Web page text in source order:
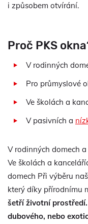
i způsobem otvírání.
Proč PKS
V rodinných
Pro průmyslové
Ve školách a
V pasivních a
V rodinných domech
Ve školách a
domech Při výběru
který díky přírodnímu
šetří životní prostředí.
dubového, nebo